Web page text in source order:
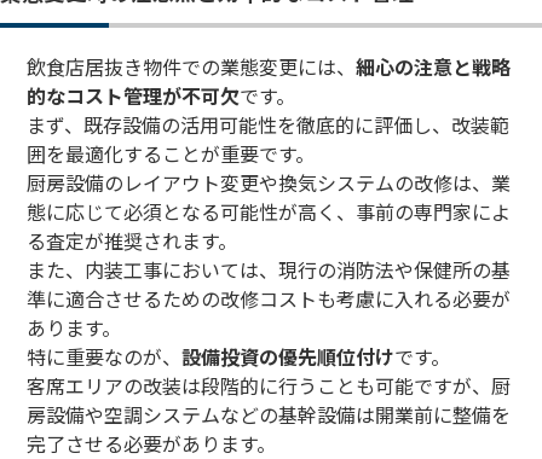
飲食店居抜き物件での業態変更には、細心の注意と戦略
的なコスト管理が不可欠です。
まず、既存設備の活用可能性を徹底的に評価し、改装範
囲を最適化することが重要です。
厨房設備のレイアウト変更や換気システムの改修は、業
態に応じて必須となる可能性が高く、事前の専門家によ
る査定が推奨されます。
また、内装工事においては、現行の消防法や保健所の基
準に適合させるための改修コストも考慮に入れる必要が
あります。
特に重要なのが、設備投資の優先順位付けです。
客席エリアの改装は段階的に行うことも可能ですが、厨
房設備や空調システムなどの基幹設備は開業前に整備を
完了させる必要があります。